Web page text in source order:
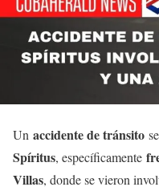
Un accidente de tránsito
Spíritus, específicamente
Villas, donde se vieron